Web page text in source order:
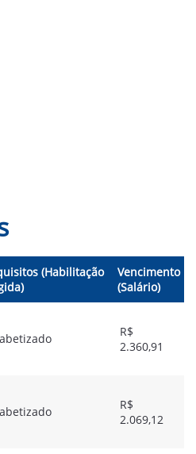
(Habilitação
Vencimento
(Salário)
R$
2.360,91
R$
2.069,12